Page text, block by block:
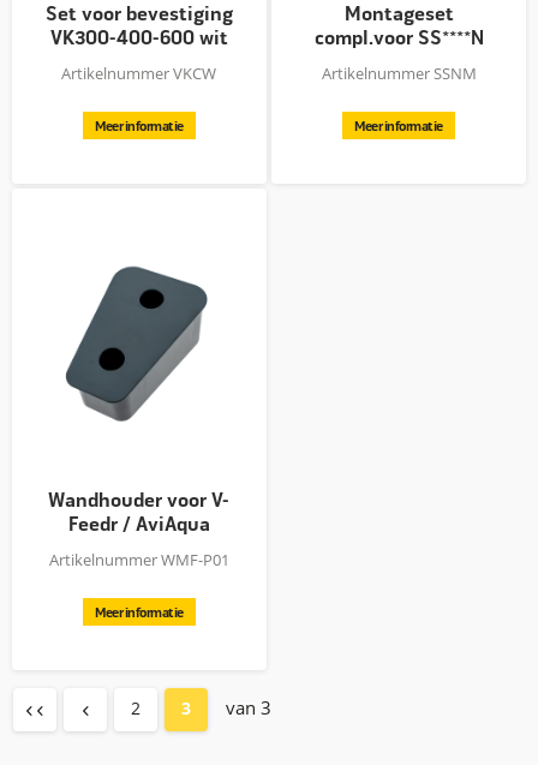
Set voor bevestiging
VK300-400-600 wit
Artikelnummer VKCW
Meer informatie
Montageset
compl.voor SS****N
produkten
Artikelnummer SSNM
Meer informatie
Wandhouder voor V-
Feedr / AviAqua
Artikelnummer WMF-P01
Meer informatie
2 3 van 3